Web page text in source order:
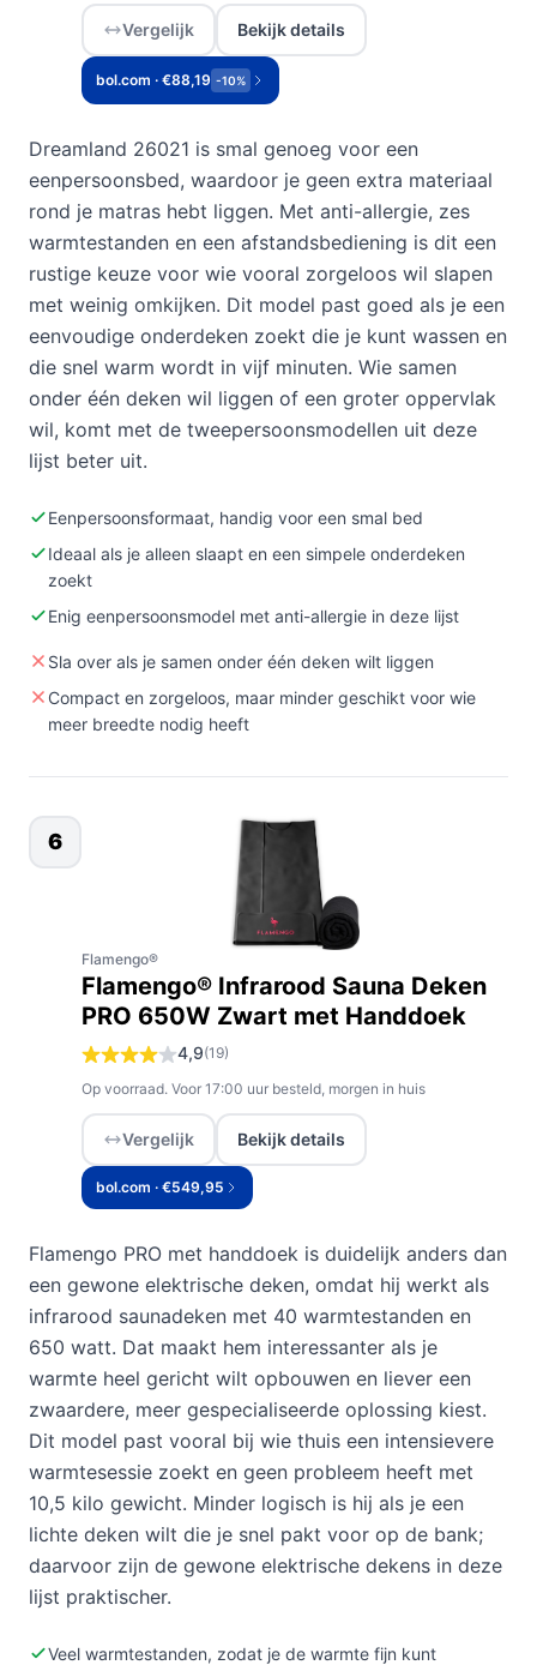
Vergelijk Bekijk details
bol.com · €88,19 -10%
Dreamland 26021 is smal genoeg voor een
eenpersoonsbed, waardoor je geen extra materiaal
rond je matras hebt liggen. Met anti-allergie, zes
warmtestanden en een afstandsbediening is dit een
rustige keuze voor wie vooral zorgeloos wil slapen
met weinig omkijken. Dit model past goed als je een
eenvoudige onderdeken zoekt die je kunt wassen en
die snel warm wordt in vijf minuten. Wie samen
onder één deken wil liggen of een groter oppervlak
wil, komt met de tweepersoonsmodellen uit deze
lijst beter uit.
Eenpersoonsformaat, handig voor een smal bed
Ideaal als je alleen slaapt en een simpele onderdeken
zoekt
Enig eenpersoonsmodel met anti-allergie in deze lijst
Sla over als je samen onder één deken wilt liggen
Compact en zorgeloos, maar minder geschikt voor wie
meer breedte nodig heeft
6
Flamengo®
Flamengo® Infrarood Sauna Deken
PRO 650W Zwart met Handdoek
4,9(19)
Op voorraad. Voor 17:00 uur besteld, morgen in huis
Vergelijk Bekijk details
bol.com · €549,95
Flamengo PRO met handdoek is duidelijk anders dan
een gewone elektrische deken, omdat hij werkt als
infrarood saunadeken met 40 warmtestanden en
650 watt. Dat maakt hem interessanter als je
warmte heel gericht wilt opbouwen en liever een
zwaardere, meer gespecialiseerde oplossing kiest.
Dit model past vooral bij wie thuis een intensievere
warmtesessie zoekt en geen probleem heeft met
10,5 kilo gewicht. Minder logisch is hij als je een
lichte deken wilt die je snel pakt voor op de bank;
daarvoor zijn de gewone elektrische dekens in deze
lijst praktischer.
Veel warmtestanden, zodat je de warmte fijn kunt